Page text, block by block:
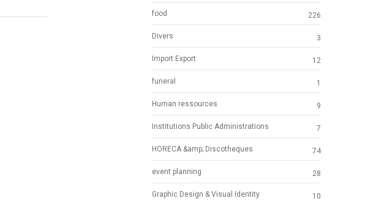
food 226
Divers 3
Import Export 12
funeral 1
Human ressources 9
Institutions Public Administrations 7
HORECA &amp; Discotheques 74
event planning 28
Graphic Design & Visual Identity 10